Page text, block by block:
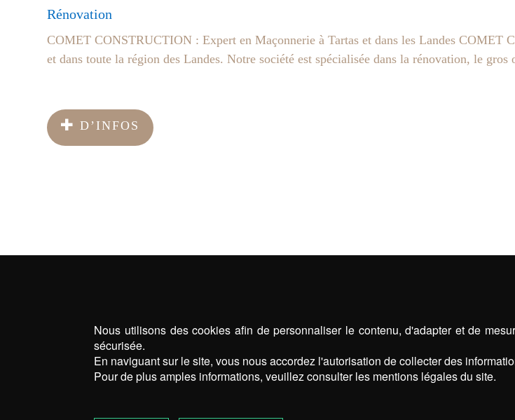
Rénovation
COMET CONSTRUCTION : Expert en Maçonnerie à Tartas et dans les Landes COMET
et dans toute la région des Landes. Notre société est spécialisée dans la rénovation, le
D’INFOS
Nous utilisons des cookies afin de personnaliser le contenu, d'adapter et de
sécurisée.
En naviguant sur le site, vous nous accordez l'autorisation de collecter des
Pour de plus amples informations, veuillez consulter les mentions légales du site.